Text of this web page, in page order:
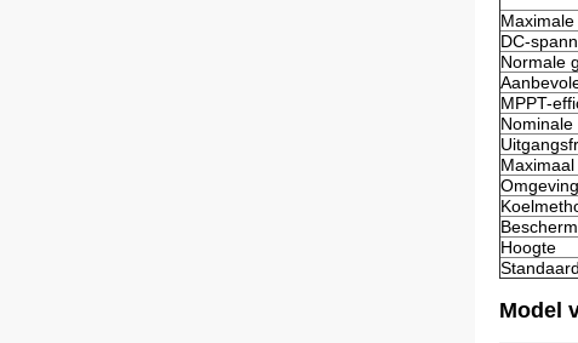
DC-
Normale
MPPT-
Hoogte
Standaard
Model